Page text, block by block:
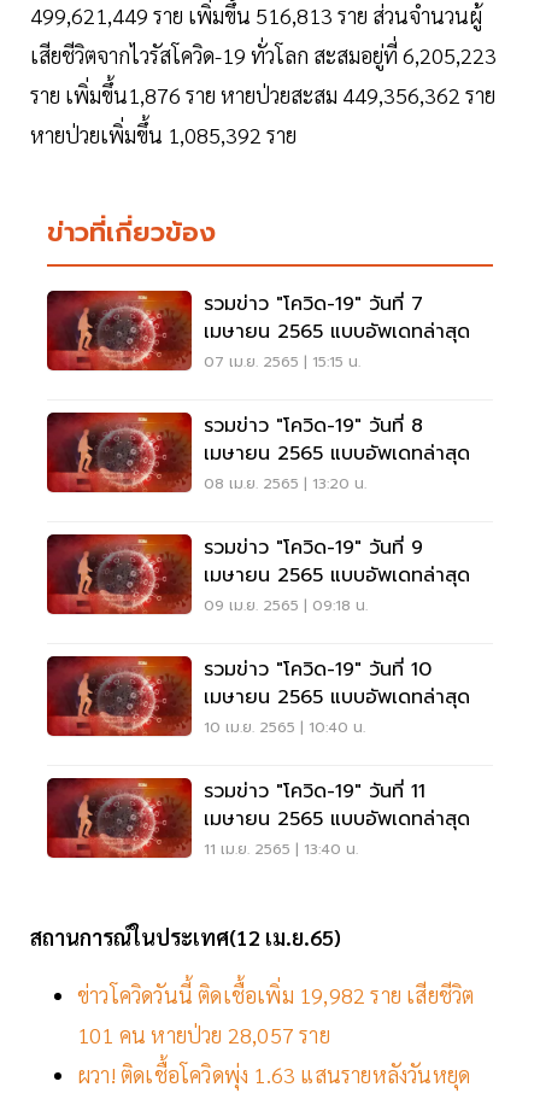
499,621,449 ราย เพิ่มขึ้น 516,813 ราย ส่วนจำนวนผู้
เสียชีวิตจากไวรัสโควิด-19 ทั่วโลก สะสมอยู่ที่ 6,205,223
ราย เพิ่มขึ้น1,876 ราย หายป่วยสะสม 449,356,362 ราย
หายป่วยเพิ่มขึ้น 1,085,392 ราย
ข่าวที่เกี่ยวข้อง
รวมข่าว "โควิด-19" วันที่ 7
เมษายน 2565 แบบอัพเดทล่าสุด
07 เม.ย. 2565 | 15:15 น.
รวมข่าว "โควิด-19" วันที่ 8
เมษายน 2565 แบบอัพเดทล่าสุด
08 เม.ย. 2565 | 13:20 น.
รวมข่าว "โควิด-19" วันที่ 9
เมษายน 2565 แบบอัพเดทล่าสุด
09 เม.ย. 2565 | 09:18 น.
รวมข่าว "โควิด-19" วันที่ 10
เมษายน 2565 แบบอัพเดทล่าสุด
10 เม.ย. 2565 | 10:40 น.
รวมข่าว "โควิด-19" วันที่ 11
เมษายน 2565 แบบอัพเดทล่าสุด
11 เม.ย. 2565 | 13:40 น.
สถานการณ์ในประเทศ(12 เม.ย.65)
ข่าวโควิดวันนี้ ติดเชื้อเพิ่ม 19,982 ราย เสียชีวิต
101 คน หายป่วย 28,057 ราย
ผวา! ติดเชื้อโควิดพุ่ง 1.63 แสนรายหลังวันหยุด